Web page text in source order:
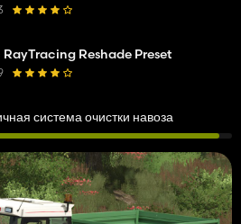
Reshade Preset
система очистки навоза